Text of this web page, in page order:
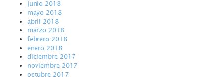
junio 2018
mayo 2018
abril 2018
marzo 2018
febrero 2018
enero 2018
diciembre 2017
noviembre 2017
octubre 2017